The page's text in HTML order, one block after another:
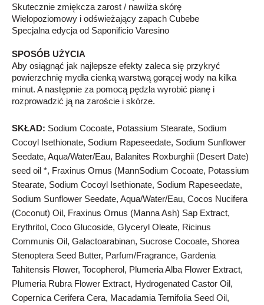
Skutecznie zmiękcza zarost / nawilża skórę
Wielopoziomowy i odświeżający zapach Cubebe
Specjalna edycja od Saponificio Varesino
SPOSÓB UŻYCIA
Aby osiągnąć jak najlepsze efekty zaleca się przykryć
powierzchnię mydła cienką warstwą gorącej wody na kilka
minut. A następnie za pomocą pędzla wyrobić pianę i
rozprowadzić ją na zaroście i skórze.
SKŁAD: Sodium Cocoate, Potassium Stearate, Sodium
Cocoyl Isethionate, Sodium Rapeseedate, Sodium Sunflower
Seedate, Aqua/Water/Eau, Balanites Roxburghii (Desert Date)
seed oil *, Fraxinus Ornus (MannSodium Cocoate, Potassium
Stearate, Sodium Cocoyl Isethionate, Sodium Rapeseedate,
Sodium Sunflower Seedate, Aqua/Water/Eau, Cocos Nucifera
(Coconut) Oil, Fraxinus Ornus (Manna Ash) Sap Extract,
Erythritol, Coco Glucoside, Glyceryl Oleate, Ricinus
Communis Oil, Galactoarabinan, Sucrose Cocoate, Shorea
Stenoptera Seed Butter, Parfum/Fragrance, Gardenia
Tahitensis Flower, Tocopherol, Plumeria Alba Flower Extract,
Plumeria Rubra Flower Extract, Hydrogenated Castor Oil,
Copernica Cerifera Cera, Macadamia Ternifolia Seed Oil,